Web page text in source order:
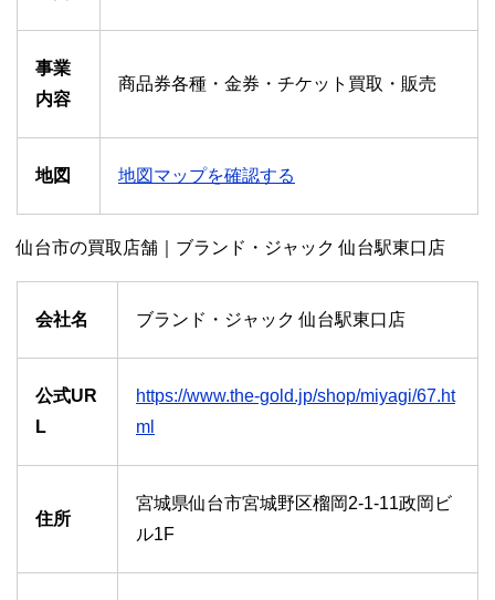
事業
内容
商品券各種・金券・チケット買取・販売
地図 地図マップを確認する
仙台市の買取店舗｜ブランド・ジャック 仙台駅東口店
会社名 ブランド・ジャック 仙台駅東口店
公式UR
L
https://www.the-gold.jp/shop/miyagi/67.ht
ml
住所
宮城県仙台市宮城野区榴岡2-1-11政岡ビ
ル1F